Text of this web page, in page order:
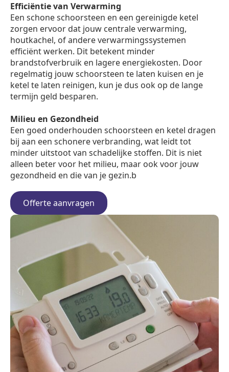
Efficiëntie van Verwarming
Een schone schoorsteen en een gereinigde ketel
zorgen ervoor dat jouw centrale verwarming,
houtkachel, of andere verwarmingssystemen
efficiënt werken. Dit betekent minder
brandstofverbruik en lagere energiekosten. Door
regelmatig jouw schoorsteen te laten kuisen en je
ketel te laten reinigen, kun je dus ook op de lange
termijn geld besparen.
Milieu en Gezondheid
Een goed onderhouden schoorsteen en ketel dragen
bij aan een schonere verbranding, wat leidt tot
minder uitstoot van schadelijke stoffen. Dit is niet
alleen beter voor het milieu, maar ook voor jouw
gezondheid en die van je gezin.b
Offerte aanvragen